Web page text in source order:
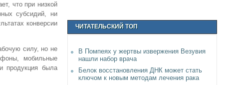
что при низкой
субсидий, ни
конверсии
силу, но не
мобильные
продукция была
ЧИТАТЕЛЬСКИЙ ТОП
В Помпеях у жертвы извержения Везувия
нашли набор врача
Белок восстановления ДНК может стать
ключом к новым методам лечения рака